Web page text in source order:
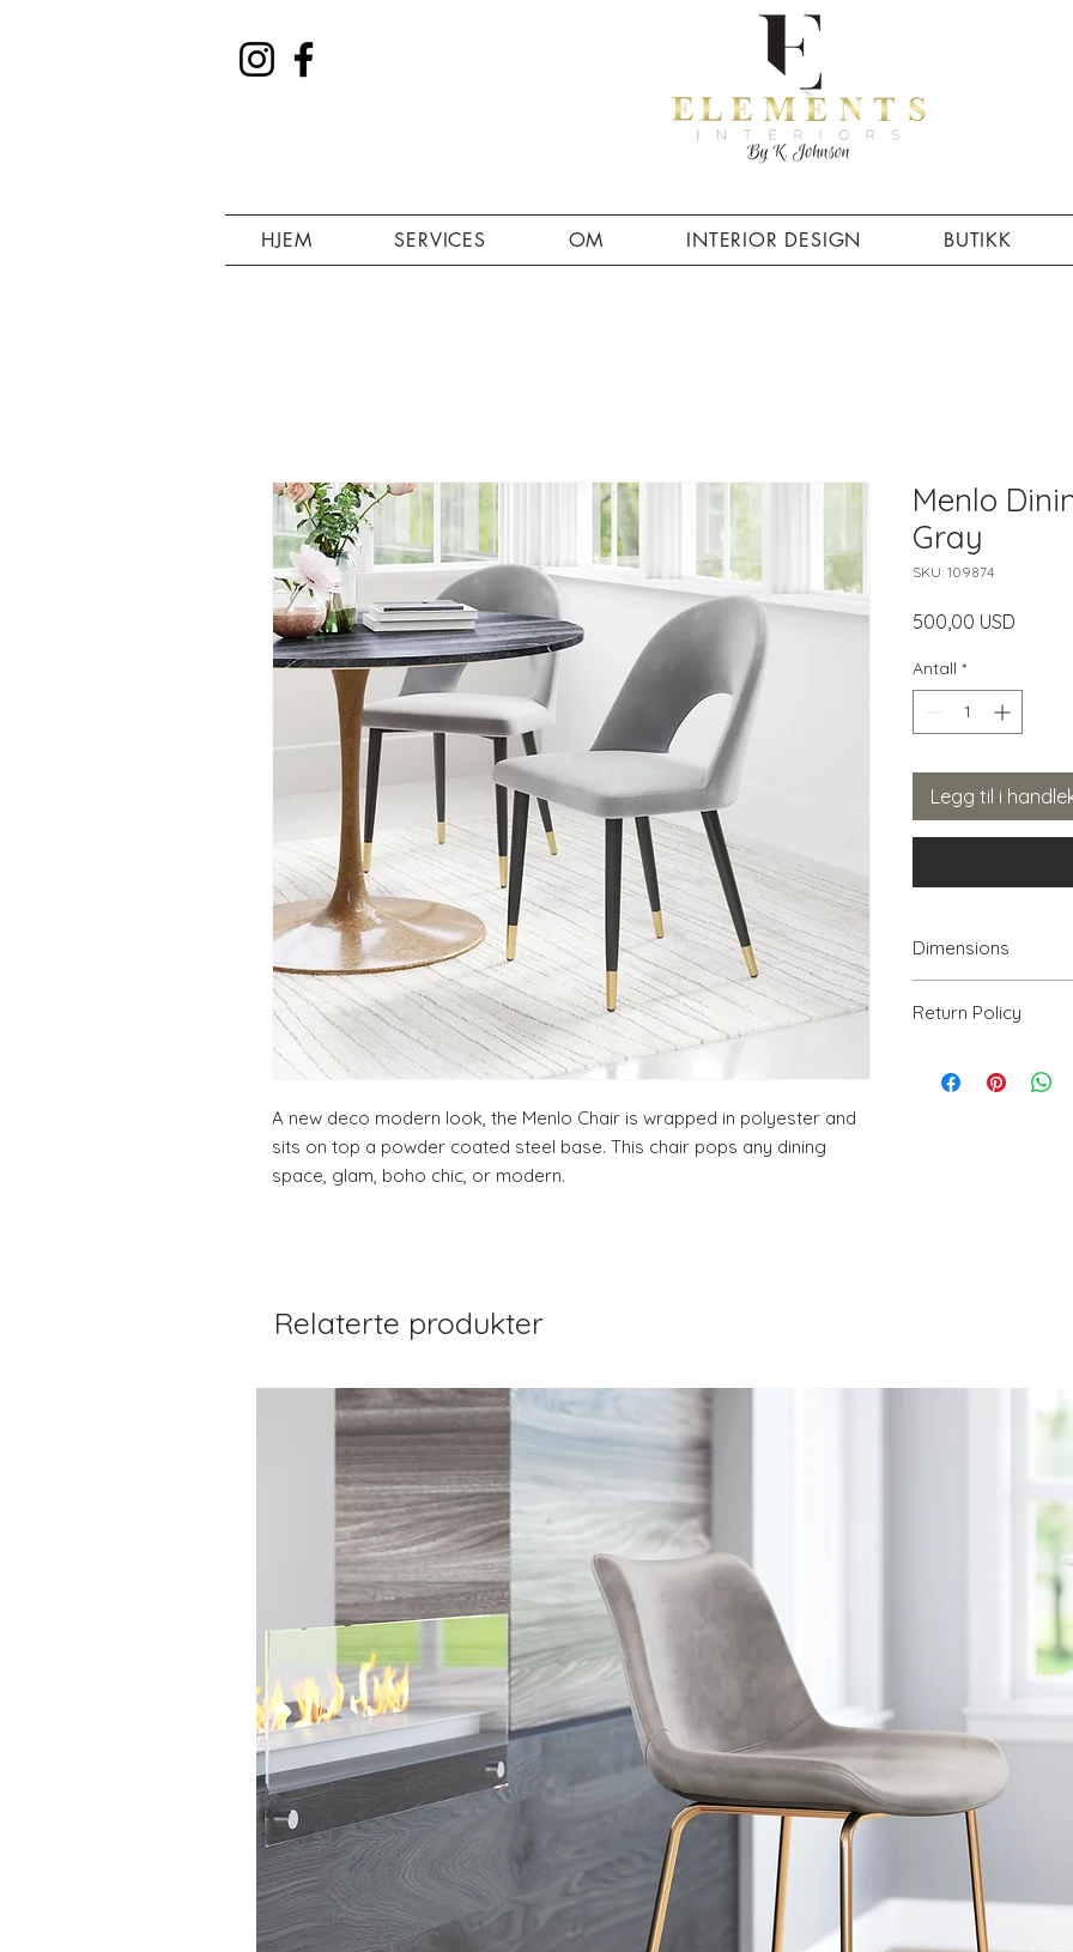
HJEM SERVICES OM INTERIOR DESIGN BUTIKK
A new deco modern look, the Menlo Chair is wrapped in polyester and
sits on top a powder coated steel base. This chair pops any dining
space, glam, boho chic, or modern.
Menlo
Gray
SKU: 109874
500,00 USD
Antall *
Legg til i
Dimensions
Return Policy
PRODUCT, THAT IS
Relaterte produkter